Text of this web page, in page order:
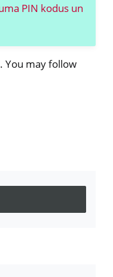
PIN kodus un
. You may follow